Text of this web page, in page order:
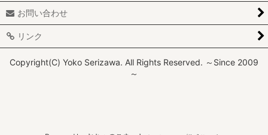
お問い合わせ
リンク
Copyright(C) Yoko Serizawa. All Rights Reserved. ～Since 2009
～